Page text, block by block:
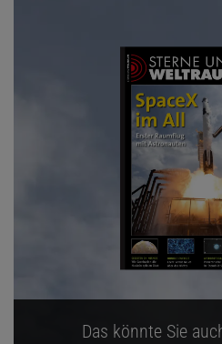
Das könnte Sie